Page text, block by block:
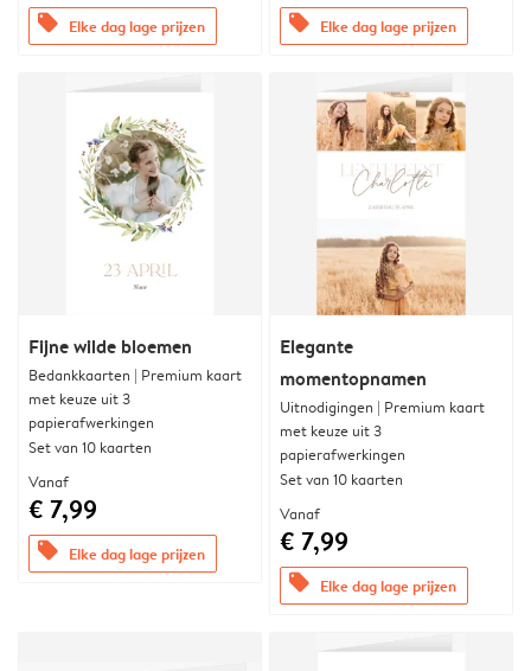
offers Elke dag lage prijzen offers Elke dag lage prijzen
Fijne wilde bloemen
Bedankkaarten | Premium kaart
met keuze uit 3
papierafwerkingen
Set van 10 kaarten
Vanaf
€ 7,99
offers Elke dag lage prijzen
Elegante
momentopnamen
Uitnodigingen | Premium kaart
met keuze uit 3
papierafwerkingen
Set van 10 kaarten
Vanaf
€ 7,99
offers Elke dag lage prijzen